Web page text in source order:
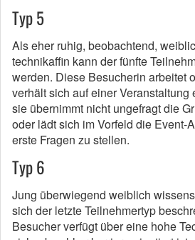
Typ 5
Als eher ruhig, beobachtend,
technikaffin kann der fünfte
werden. Diese Besucherin arbeitet
verhält sich auf einer Veranstaltung
sie übernimmt nicht ungefragt die
oder lädt sich im Vorfeld die Event-
erste Fragen zu stellen.
Typ 6
Jung überwiegend weiblich
sich der letzte Teilnehmertyp
Besucher verfügt über eine hohe